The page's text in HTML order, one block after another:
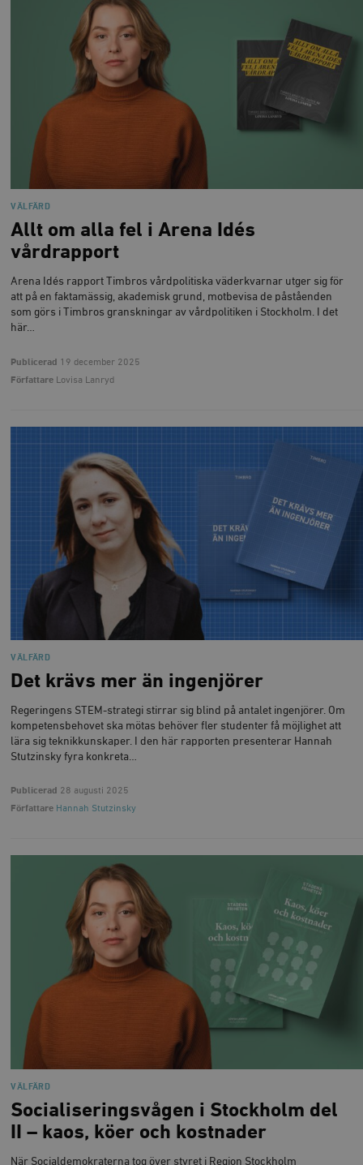
VÄLFÄRD
Allt om alla fel i Arena Idés
vårdrapport
Arena Idés rapport Timbros vårdpolitiska väderkvarnar utger sig för
att på en faktamässig, akademisk grund, motbevisa de påståenden
som görs i Timbros granskningar av vårdpolitiken i Stockholm. I det
här…
Publicerad 19 december 2025
Författare Lovisa Lanryd
VÄLFÄRD
Det krävs mer än ingenjörer
Regeringens STEM-strategi stirrar sig blind på antalet ingenjörer. Om
kompetensbehovet ska mötas behöver fler studenter få möjlighet att
lära sig teknikkunskaper. I den här rapporten presenterar Hannah
Stutzinsky fyra konkreta…
Publicerad 28 augusti 2025
Författare Hannah Stutzinsky
VÄLFÄRD
Socialiseringsvågen i Stockholm del
II – kaos, köer och kostnader
När Socialdemokraterna tog över styret i Region Stockholm